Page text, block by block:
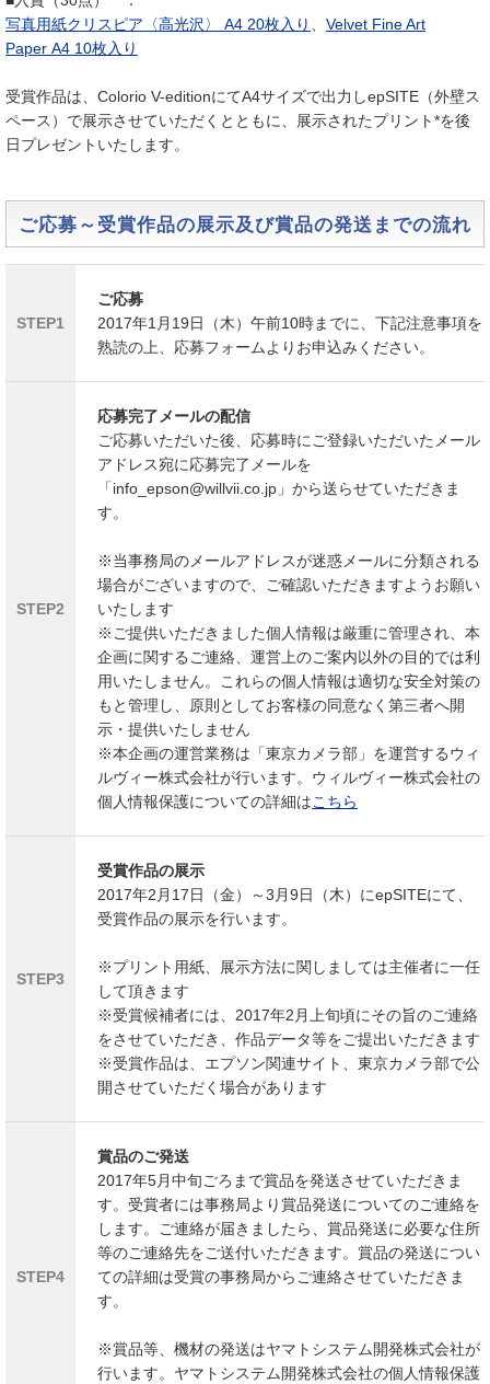
写真用紙クリスピア〈高光沢〉 A4 20枚入り 、 Velvet Fine Art
Paper A4 10枚入り
受賞作品は、Colorio V-editionにてA4サイズで出力しepSITE（外壁ス
ペース）で展示させていただくとともに、展示されたプリント*を後
日プレゼントいたします。
ご応募～受賞作品の展示及び賞品の発送までの流れ
STEP1
ご応募
2017年1月19日（木）午前10時までに、下記注意事項を
熟読の上、応募フォームよりお申込みください。
STEP2
応募完了メールの配信
ご応募いただいた後、応募時にご登録いただいたメール
アドレス宛に応募完了メールを
「info_epson@willvii.co.jp」から送らせていただきま
す。
※当事務局のメールアドレスが迷惑メールに分類される
場合がございますので、ご確認いただきますようお願い
いたします
※ご提供いただきました個人情報は厳重に管理され、本
企画に関するご連絡、運営上のご案内以外の目的では利
用いたしません。これらの個人情報は適切な安全対策の
もと管理し、原則としてお客様の同意なく第三者へ開
示・提供いたしません
※本企画の運営業務は「東京カメラ部」を運営するウィ
ルヴィー株式会社が行います。ウィルヴィー株式会社の
個人情報保護についての詳細はこちら
STEP3
受賞作品の展示
2017年2月17日（金）～3月9日（木）にepSITEにて、
受賞作品の展示を行います。
※プリント用紙、展示方法に関しましては主催者に一任
して頂きます
※受賞候補者には、2017年2月上旬頃にその旨のご連絡
をさせていただき、作品データ等をご提出いただきます
※受賞作品は、エプソン関連サイト、東京カメラ部で公
開させていただく場合があります
STEP4
賞品のご発送
2017年5月中旬ごろまで賞品を発送させていただきま
す。受賞者には事務局より賞品発送についてのご連絡を
します。ご連絡が届きましたら、賞品発送に必要な住所
等のご連絡先をご送付いただきます。賞品の発送につい
ての詳細は受賞の事務局からご連絡させていただきま
す。
※賞品等、機材の発送はヤマトシステム開発株式会社が
行います。ヤマトシステム開発株式会社の個人情報保護